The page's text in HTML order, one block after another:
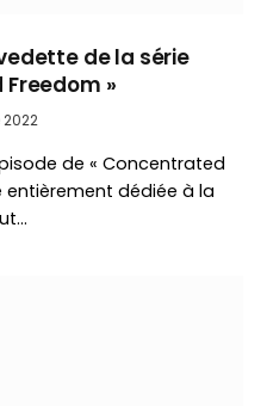
de la série
»
de « Concentrated
entièrement dédiée à la